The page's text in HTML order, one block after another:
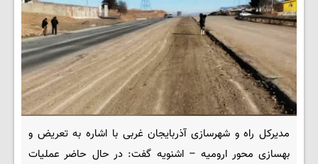
مدیرکل راه و شهرسازی آذربایجان غربی با اشاره به تعریض و
بهسازی محور ارومیه – اشنویه گفت: در حال حاضر عملیات